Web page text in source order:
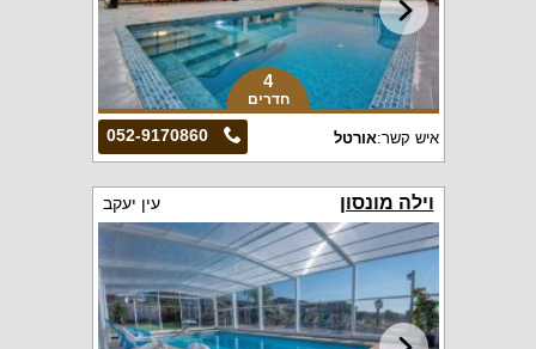
4
חדרים
052-9170860 איש קשר:אורטל
וילה מונסון עין יעקב